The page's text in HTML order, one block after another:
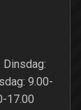
9.00-